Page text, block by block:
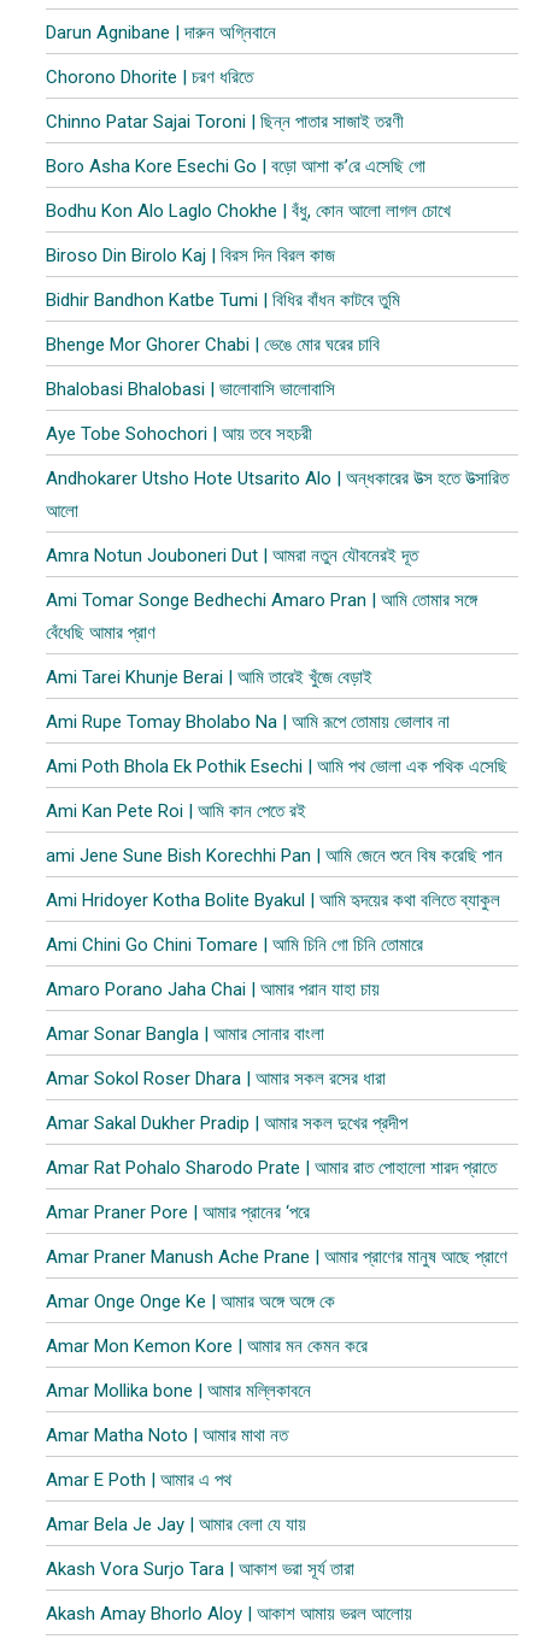
Darun Agnibane | দারুন অগ্নিবানে
Chorono Dhorite | চরণ ধরিতে
Chinno Patar Sajai Toroni | ছিন্ন পাতার সাজাই তরণী
Boro Asha Kore Esechi Go | বড়ো আশা ক’রে এসেছি গো
Bodhu Kon Alo Laglo Chokhe | বঁধু, কোন আলো লাগল চোখে
Biroso Din Birolo Kaj | বিরস দিন বিরল কাজ
Bidhir Bandhon Katbe Tumi | বিধির বাঁধন কাটবে তুমি
Bhenge Mor Ghorer Chabi | ভেঙে মোর ঘরের চাবি
Bhalobasi Bhalobasi | ভালোবাসি ভালোবাসি
Aye Tobe Sohochori | আয় তবে সহচরী
Andhokarer Utsho Hote Utsarito Alo | অন্ধকারের উত্স হতে উত্সারিত
আলো
Amra Notun Jouboneri Dut | আমরা নতুন যৌবনেরই দূত
Ami Tomar Songe Bedhechi Amaro Pran | আমি তোমার সঙ্গে
বেঁধেছি আমার প্রাণ
Ami Tarei Khunje Berai | আমি তারেই খুঁজে বেড়াই
Ami Rupe Tomay Bholabo Na | আমি রূপে তোমায় ভোলাব না
Ami Poth Bhola Ek Pothik Esechi | আমি পথ ভোলা এক পথিক এসেছি
Ami Kan Pete Roi | আমি কান পেতে রই
ami Jene Sune Bish Korechhi Pan | আমি জেনে শুনে বিষ করেছি পান
Ami Hridoyer Kotha Bolite Byakul | আমি হৃদয়ের কথা বলিতে ব্যাকুল
Ami Chini Go Chini Tomare | আমি চিনি গো চিনি তোমারে
Amaro Porano Jaha Chai | আমার পরান যাহা চায়
Amar Sonar Bangla | আমার সোনার বাংলা
Amar Sokol Roser Dhara | আমার সকল রসের ধারা
Amar Sakal Dukher Pradip | আমার সকল দুখের প্রদীপ
Amar Rat Pohalo Sharodo Prate | আমার রাত পোহালো শারদ প্রাতে
Amar Praner Pore | আমার প্রানের ‘পরে
Amar Praner Manush Ache Prane | আমার প্রাণের মানুষ আছে প্রাণে
Amar Onge Onge Ke | আমার অঙ্গে অঙ্গে কে
Amar Mon Kemon Kore | আমার মন কেমন করে
Amar Mollika bone | আমার মল্লিকাবনে
Amar Matha Noto | আমার মাথা নত
Amar E Poth | আমার এ পথ
Amar Bela Je Jay | আমার বেলা যে যায়
Akash Vora Surjo Tara | আকাশ ভরা সূর্য তারা
Akash Amay Bhorlo Aloy | আকাশ আমায় ভরল আলোয়